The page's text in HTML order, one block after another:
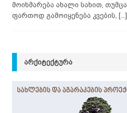
მოიხმარება ახალი სახით, თუმცა
ფართოდ გამოიყენება კვების,
[...]
ᲐᲠᲥᲘᲢᲔᲥᲢᲣᲠᲐ